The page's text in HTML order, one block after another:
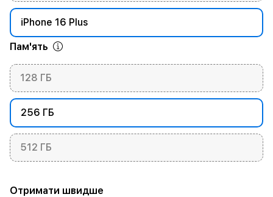
iPhone 16 Plus
Пам'ять
128 ГБ
256 ГБ
512 ГБ
Отримати швидше